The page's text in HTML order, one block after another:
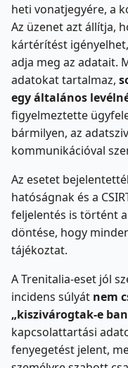
heti vonatjegyére, a
Az üzenet azt állítja,
kártérítést
adja meg az adatait.
adatokat tartalmaz,
egy általános
figyelmeztette
bármilyen, az
kommunikációval
Az esetet
hatóságnak és a
feljelentés is történt
döntése, hogy
tájékoztat.
A Trenitalia-eset jól
incidens súlyát nem
„kiszivárogtak-e
kapcsolattartási
fenyegetést jelent,